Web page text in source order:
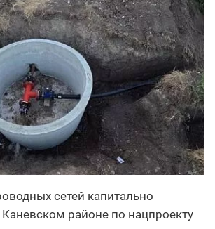
сетей капитально
районе по нацпроекту